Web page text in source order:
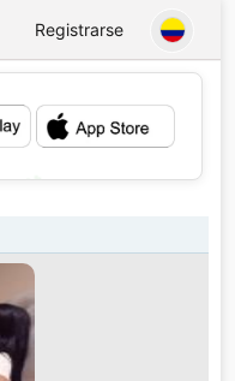
Registrarse